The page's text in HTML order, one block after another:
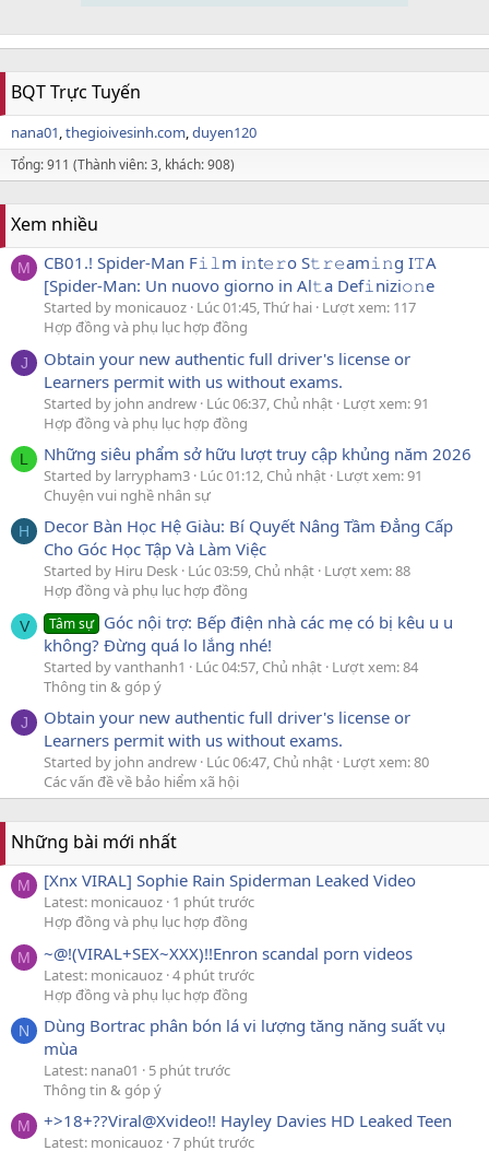
BQT Trực Tuyến
nana01 thegioivesinh.com duyen120
Tổng: 911 (Thành viên: 3, khách: 908)
Xem nhiều
M
CB01.! Spider-Man F𝚒𝚕m i𝚗t𝚎𝚛o S𝚝𝚛𝚎am𝚒𝚗g I𝚃A
[Spider-Man: Un nuovo giorno in Al𝚝a Def𝚒nizi𝚘𝚗e
Started by monicauoz Lúc 01:45, Thứ hai Lượt xem: 117
Hợp đồng và phụ lục hợp đồng
J
Obtain your new authentic full driver's license or
Learners permit with us without exams.
Started by john andrew Lúc 06:37, Chủ nhật Lượt xem: 91
Hợp đồng và phụ lục hợp đồng
L Những siêu phẩm sở hữu lượt truy cập khủng năm 2026
Started by larrypham3 Lúc 01:12, Chủ nhật Lượt xem: 91
Chuyện vui nghề nhân sự
H
Decor Bàn Học Hệ Giàu: Bí Quyết Nâng Tầm Đẳng Cấp
Cho Góc Học Tập Và Làm Việc
Started by Hiru Desk Lúc 03:59, Chủ nhật Lượt xem: 88
Hợp đồng và phụ lục hợp đồng
V Tâm sự Góc nội trợ: Bếp điện nhà các mẹ có bị kêu u u
không? Đừng quá lo lắng nhé!
Started by vanthanh1 Lúc 04:57, Chủ nhật Lượt xem: 84
Thông tin & góp ý
J
Obtain your new authentic full driver's license or
Learners permit with us without exams.
Started by john andrew Lúc 06:47, Chủ nhật Lượt xem: 80
Các vấn đề về bảo hiểm xã hội
Những bài mới nhất
M [Xnx VIRAL] Sophie Rain Spiderman Leaked Video
Latest: monicauoz 1 phút trước
Hợp đồng và phụ lục hợp đồng
M ~@!(VIRAL+SEX~XXX)!!Enron scandal porn videos
Latest: monicauoz 4 phút trước
Hợp đồng và phụ lục hợp đồng
N
Dùng Bortrac phân bón lá vi lượng tăng năng suất vụ
mùa
Latest: nana01
5 phút trước
Thông tin & góp ý
M +>18+??Viral@Xvideo!! Hayley Davies HD Leaked Teen
Latest: monicauoz 7 phút trước